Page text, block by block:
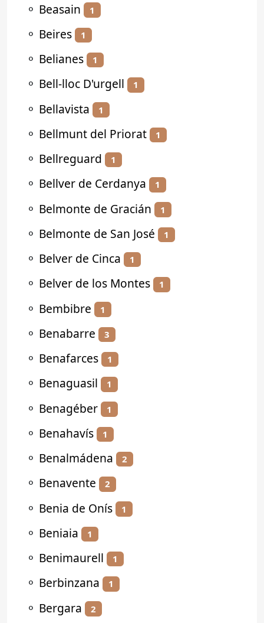
⚬ Beasain 1
⚬ Beires 1
⚬ Belianes 1
⚬ Bell-lloc D'urgell 1
⚬ Bellavista 1
⚬ Bellmunt del Priorat 1
⚬ Bellreguard 1
⚬ Bellver de Cerdanya 1
⚬ Belmonte de Gracián 1
⚬ Belmonte de San José 1
⚬ Belver de Cinca 1
⚬ Belver de los Montes 1
⚬ Bembibre 1
⚬ Benabarre 3
⚬ Benafarces 1
⚬ Benaguasil 1
⚬ Benagéber 1
⚬ Benahavís 1
⚬ Benalmádena 2
⚬ Benavente 2
⚬ Benia de Onís 1
⚬ Beniaia 1
⚬ Benimaurell 1
⚬ Berbinzana 1
⚬ Bergara 2